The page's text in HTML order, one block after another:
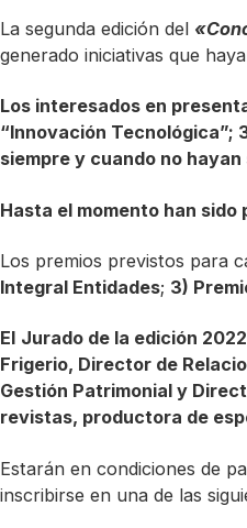
La segunda edición del
generado iniciativas que
Los interesados en
“Innovación Tecnológica”;
siempre y cuando no
Hasta el momento han
Los premios previstos para
Integral Entidades; 3)
El Jurado de la edición
Frigerio, Director de
Gestión Patrimonial y
revistas, productora de
Estarán en condiciones de
inscribirse en una de las